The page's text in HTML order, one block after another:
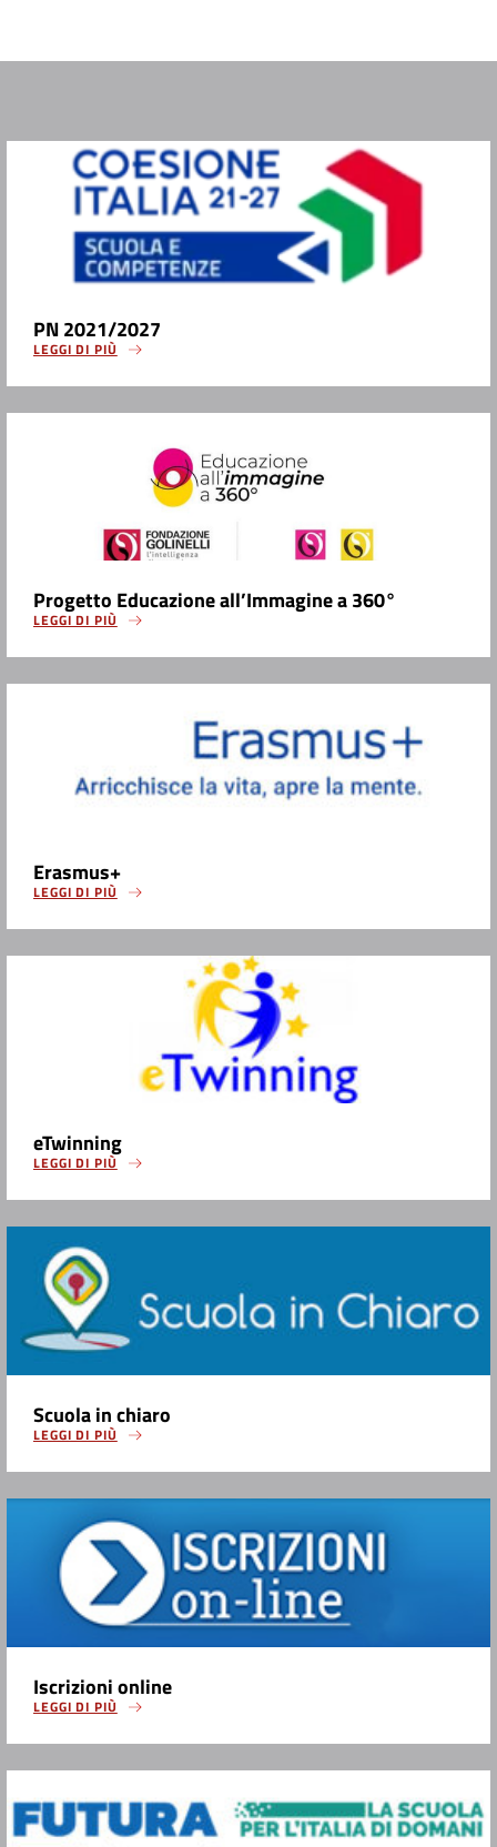
PN 2021/2027
LEGGI DI PIÙ
Progetto Educazione all’Immagine a 360°
LEGGI DI PIÙ
Erasmus+
LEGGI DI PIÙ
eTwinning
LEGGI DI PIÙ
Scuola in chiaro
LEGGI DI PIÙ
Iscrizioni online
LEGGI DI PIÙ